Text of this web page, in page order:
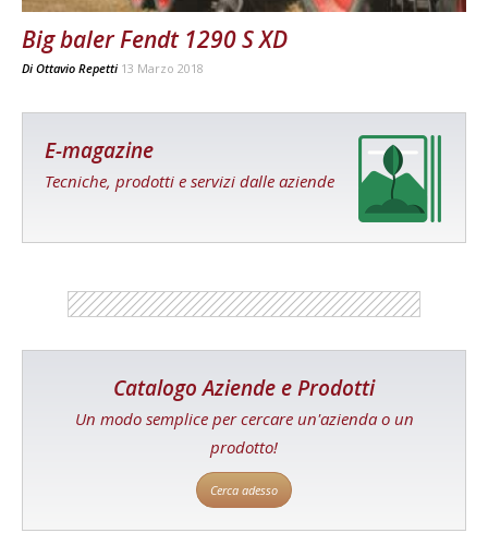
Big baler Fendt 1290 S XD
Di Ottavio Repetti 13 Marzo 2018
E-magazine
Tecniche, prodotti e servizi dalle aziende
Catalogo Aziende e Prodotti
Un modo semplice per cercare un'azienda o un
prodotto!
Cerca adesso